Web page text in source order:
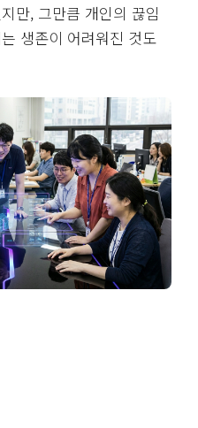
만, 그만큼 개인의 끊임
생존이 어려워진 것도